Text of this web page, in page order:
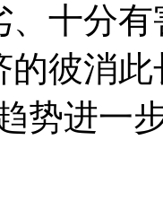
、十分
彼消
势进一